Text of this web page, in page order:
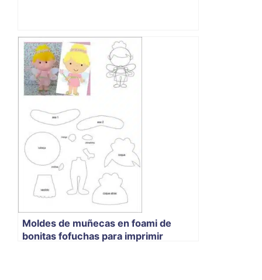
Moldes de muñecas en foami de
bonitas fofuchas para imprimir